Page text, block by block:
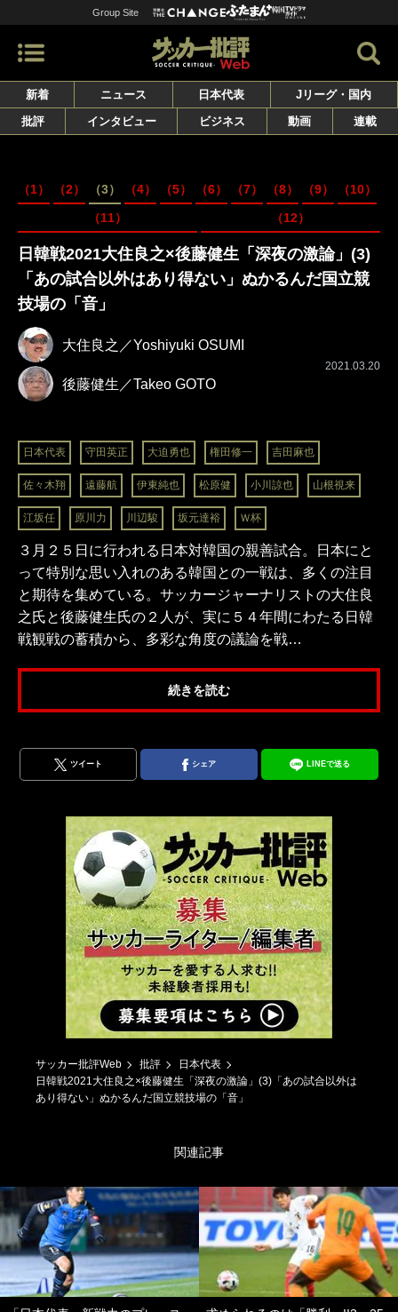
Group Site
新着 ニュース 日本代表
Jリーグ・国内
批評
インタビュー ビジネス 動画 連載
（1） （2） （3） （4） （5） （6） （7） （8） （9）
（10）
（11）
（12）
日韓戦2021大住良之×後藤健生「深夜の激論」(3)
「あの試合以外はあり得ない」ぬかるんだ国立競
技場の「音」
大住良之／Yoshiyuki OSUMI
後藤健生／Takeo GOTO
2021.03.20
日本代表 守田英正 大迫勇也 権田修一 吉田麻也
佐々木翔 遠藤航 伊東純也 松原健 小川諒也 山根視来
江坂任 原川力 川辺駿 坂元達裕 Ｗ杯
３月２５日に行われる日本対韓国の親善試合。日本にと
って特別な思い入れのある韓国との一戦は、多くの注目
と期待を集めている。サッカージャーナリストの大住良
之氏と後藤健生氏の２人が、実に５４年間にわたる日韓
戦観戦の蓄積から、多彩な角度の議論を戦…
続きを読む
ツイート シェア LINEで送る
サッカー批評Web 批評
日本代表
日韓戦2021大住良之×後藤健生「深夜の激論」(3)「あの試合以外は
あり得ない」ぬかるんだ国立競技場の「音」
関連記事